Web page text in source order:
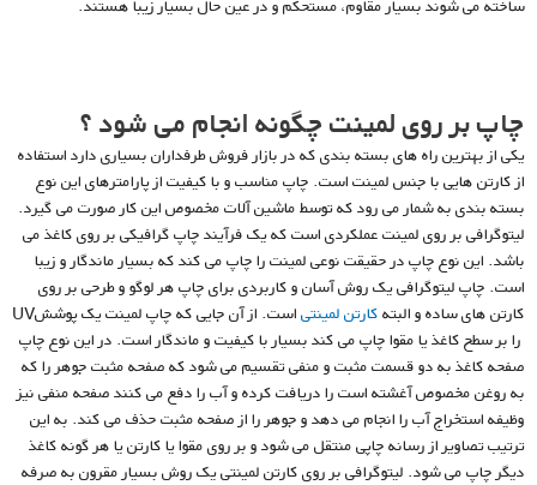
ساخته می شوند بسیار مقاوم، مستحکم و در عین حال بسیار زیبا هستند.
چاپ بر روی لمینت چگونه انجام می شود ؟
یکی از بهترین راه های بسته بندی که در بازار فروش طرفداران بسیاری دارد استفاده
از کارتن هایی با جنس لمینت است. چاپ مناسب و با کیفیت از پارامترهای این نوع
بسته بندی به شمار می رود که توسط ماشین آلات مخصوص این کار صورت می گیرد.
لیتوگرافی بر روی لمینت عملکردی است که یک فرآیند چاپ گرافیکی بر روی کاغذ می
باشد. این نوع چاپ در حقیقت نوعی لمینت را چاپ می کند که بسیار ماندگار و زیبا
است. چاپ لیتوگرافی یک روش آسان و کاربردی برای چاپ هر لوگو و طرحی بر روی
کارتن های ساده و البته کارتن لمینتی
است. از آن جایی که چاپ لمینت یک پوششUV
را بر سطح کاغذ یا مقوا چاپ می کند بسیار با کیفیت و ماندگار است. در این نوع چاپ
صفحه کاغذ به دو قسمت مثبت و منفی تقسیم می شود که صفحه مثبت جوهر را که
به روغن مخصوص آغشته است را دریافت کرده و آب را دفع می کنند صفحه منفی نیز
وظیفه استخراج آب را انجام می دهد و جوهر را از صفحه مثبت حذف می کند. به این
ترتیب تصاویر از رسانه چاپی منتقل می شود و بر روی مقوا یا کارتن یا هر گونه کاغذ
دیگر چاپ می شود. لیتوگرافی بر روی کارتن لمینتی یک روش بسیار مقرون به صرفه